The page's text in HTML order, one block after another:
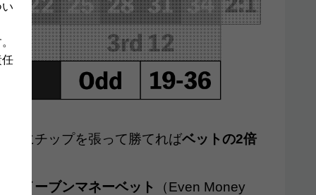
にチップを張って勝てればベットの2倍
イーブンマネーベット （Even Money
任